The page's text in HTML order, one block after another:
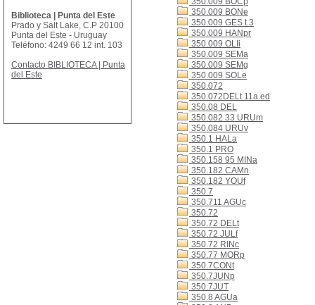
350.009 BONe
350.009 GES t.3
350.009 HANpr
350.009 OLIi
350.009 SEMa
350.009 SEMg
350.009 SOLe
350.072
350.072DELt 11a.ed
350.08 DEL
350.082 33 URUm
350.084 URUv
350.1 HALa
350.1 PRO
350.158 95 MINa
350.182 CAMn
350.182 YOUf
350.7
350.711 AGUc
350.72
350.72 DELt
350.72 JULf
350.72 RINc
350.77 MORp
350.7CONt
350.7JUNp
350.7JUT
350.8 AGUa
Biblioteca | Punta del Este
Prado y Salt Lake, C.P 20100
Punta del Este - Uruguay
Teléfono: 4249 66 12 int. 103
Contacto BIBLIOTECA | Punta
del Este